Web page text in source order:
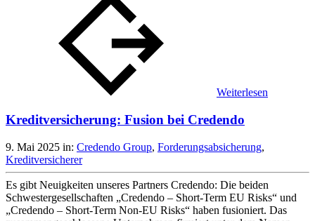
Weiterlesen
Kreditversicherung: Fusion bei Credendo
9. Mai 2025 in: Credendo Group, Forderungsabsicherung,
Kreditversicherer
Es gibt Neuigkeiten unseres Partners Credendo: Die beiden
Schwestergesellschaften „Credendo – Short-Term EU Risks“ und
„Credendo – Short-Term Non-EU Risks“ haben fusioniert. Das